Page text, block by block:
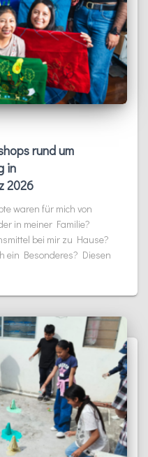
rund um
in
2026
waren für mich von
in meiner Familie?
bei mir zu Hause?
ein Besonderes? Diesen